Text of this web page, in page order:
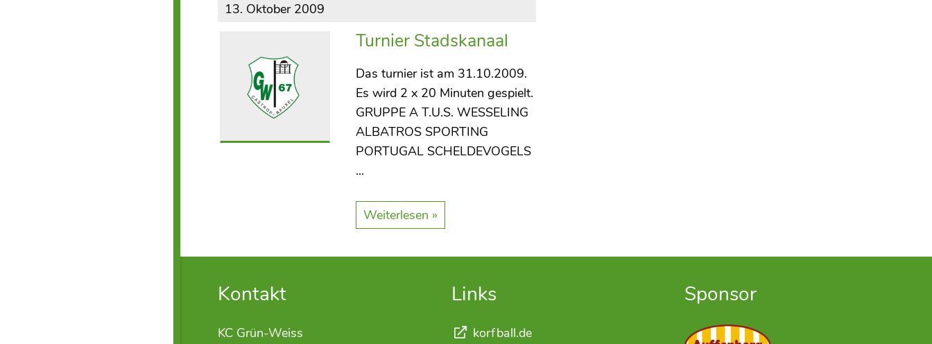
13. Oktober 2009
Turnier Stadskanaal
Das turnier ist am 31.10.2009.
Es wird 2 x 20 Minuten gespielt.
GRUPPE A T.U.S. WESSELING
ALBATROS SPORTING
PORTUGAL SCHELDEVOGELS
...
Weiterlesen »
Kontakt
KC Grün-Weiss
Links
korfball.de
Sponsor